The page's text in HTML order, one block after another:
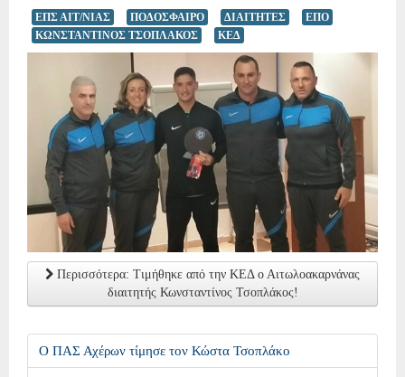
ΕΠΣ ΑΙΤ/ΝΙΑΣ ΠΟΔΟΣΦΑΙΡΟ ΔΙΑΙΤΗΤΕΣ
ΕΠΟ
ΚΩΝΣΤΑΝΤΙΝΟΣ ΤΣΟΠΛΑΚΟΣ
ΚΕΔ
Περισσότερα: Τιμήθηκε από την ΚΕΔ ο Αιτωλοακαρνάνας
διαιτητής Κωνσταντίνος Τσοπλάκος!
Ο ΠΑΣ Αχέρων τίμησε τον Κώστα Τσοπλάκο